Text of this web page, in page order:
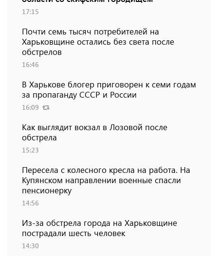
17:15
Почти семь тысяч потребителей на
Харьковщине остались без света после
обстрелов
16:46
В Харькове блогер приговорен к семи годам
за пропаганду СССР и России
16:09
Как выглядит вокзал в Лозовой после
обстрела
15:23
Пересела с колесного кресла на работа. На
Купянском направлении военные спасли
пенсионерку
14:56
Из-за обстрела города на Харьковщине
пострадали шесть человек
14:30